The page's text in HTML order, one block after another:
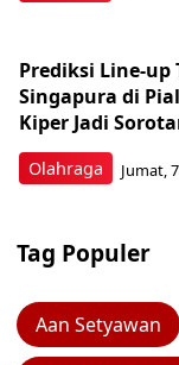
Olahraga
Prediksi Line-up
Singapura di
Kiper Jadi
Jumat,
Tag Populer
Aan Setyawan